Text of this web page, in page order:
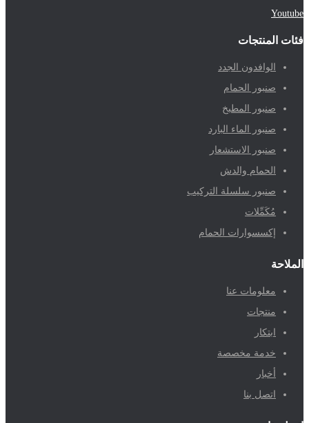
Youtube
فئات المنتجات
الوافدون الجدد
صنبور الحمام
صنبور المطبخ
صنبور الماء البارد
صنبور الاستشعار
الحمام والدش
صنبور سلسلة التركيب
مُكَمِّلات
إكسسوارات الحمام
الملاحة
معلومات عنا
منتجات
ابتكار
خدمة مخصصة
أخبار
اتصل بنا